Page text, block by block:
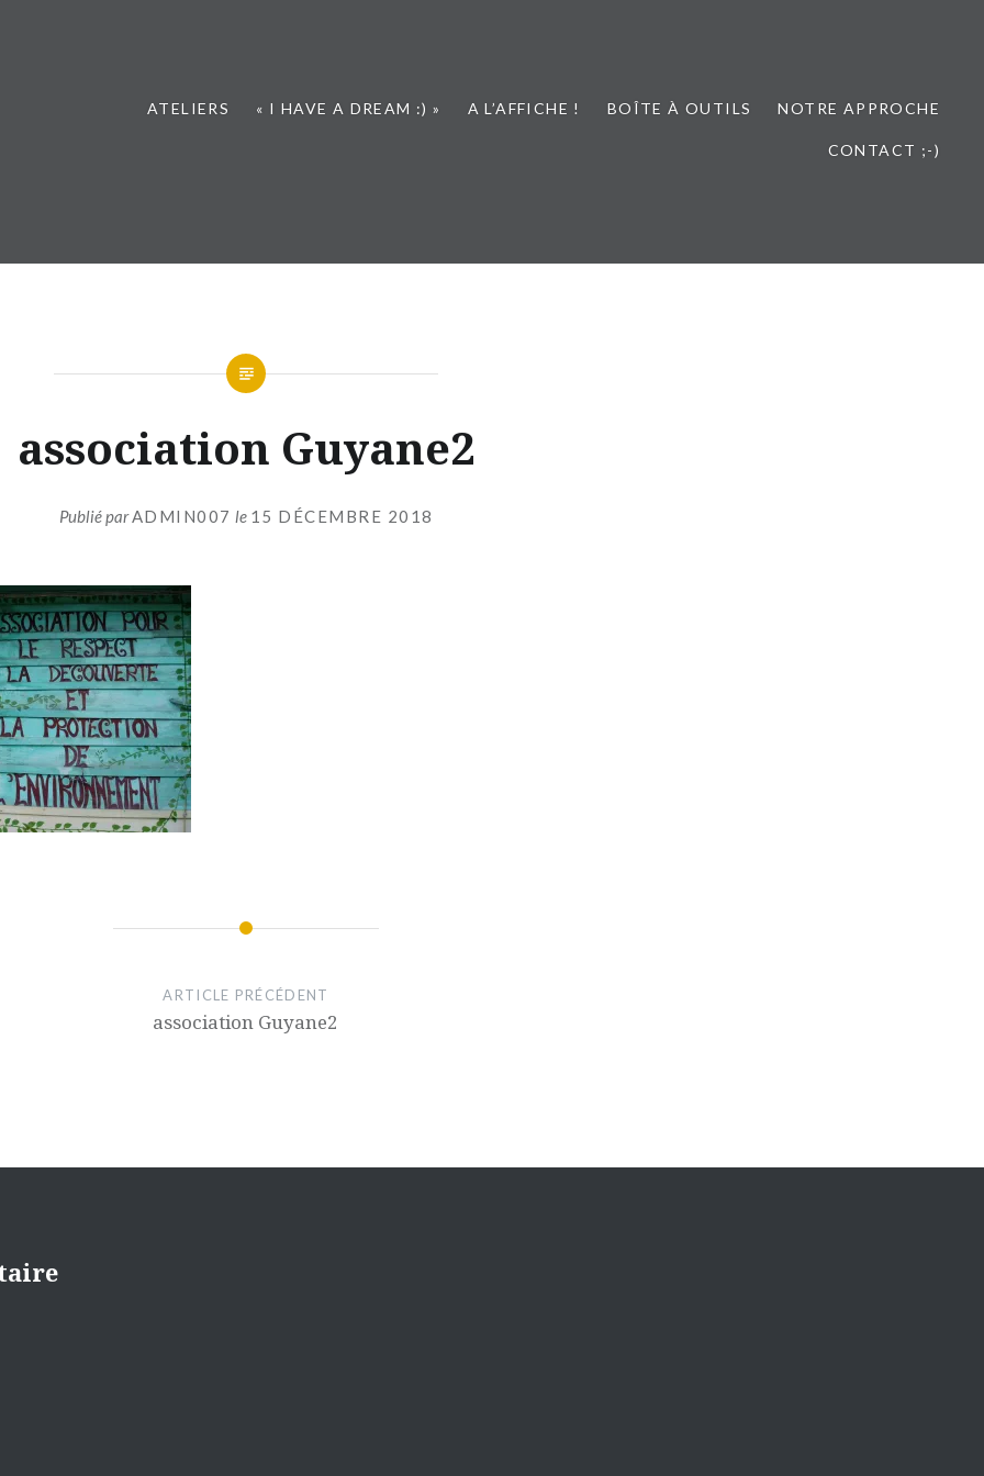
ATELIERS « I HAVE A DREAM :) » A L’AFFICHE ! BOÎTE À OUTILS NOTRE APPROCHE
CONTACT ;-)
association Guyane2
Publié parADMIN007 le 15 DÉCEMBRE 2018
ARTICLE PRÉCÉDENT
association Guyane2